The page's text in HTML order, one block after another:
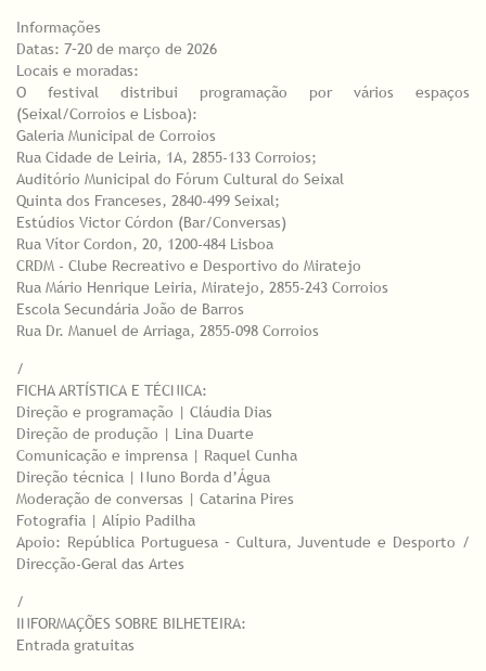
Informações
Datas: 7–20 de março de 2026
Locais e moradas:
O festival distribui programação por vários espaços
(Seixal/Corroios e Lisboa):
Galeria Municipal de Corroios
Rua Cidade de Leiria, 1A, 2855-133 Corroios;
Auditório Municipal do Fórum Cultural do Seixal
Quinta dos Franceses, 2840-499 Seixal;
Estúdios Victor Córdon (Bar/Conversas)
Rua Vítor Cordon, 20, 1200-484 Lisboa
CRDM - Clube Recreativo e Desportivo do Miratejo
Rua Mário Henrique Leiria, Miratejo, 2855-243 Corroios
Escola Secundária João de Barros
Rua Dr. Manuel de Arriaga, 2855-098 Corroios
/
FICHA ARTÍSTICA E TÉCNICA:
Direção e programação | Cláudia Dias
Direção de produção | Lina Duarte
Comunicação e imprensa | Raquel Cunha
Direção técnica | Nuno Borda d’Água
Moderação de conversas | Catarina Pires
Fotografia | Alípio Padilha
Apoio: República Portuguesa – Cultura, Juventude e Desporto /
Direcção-Geral das Artes
/
INFORMAÇÕES SOBRE BILHETEIRA:
Entrada gratuitas